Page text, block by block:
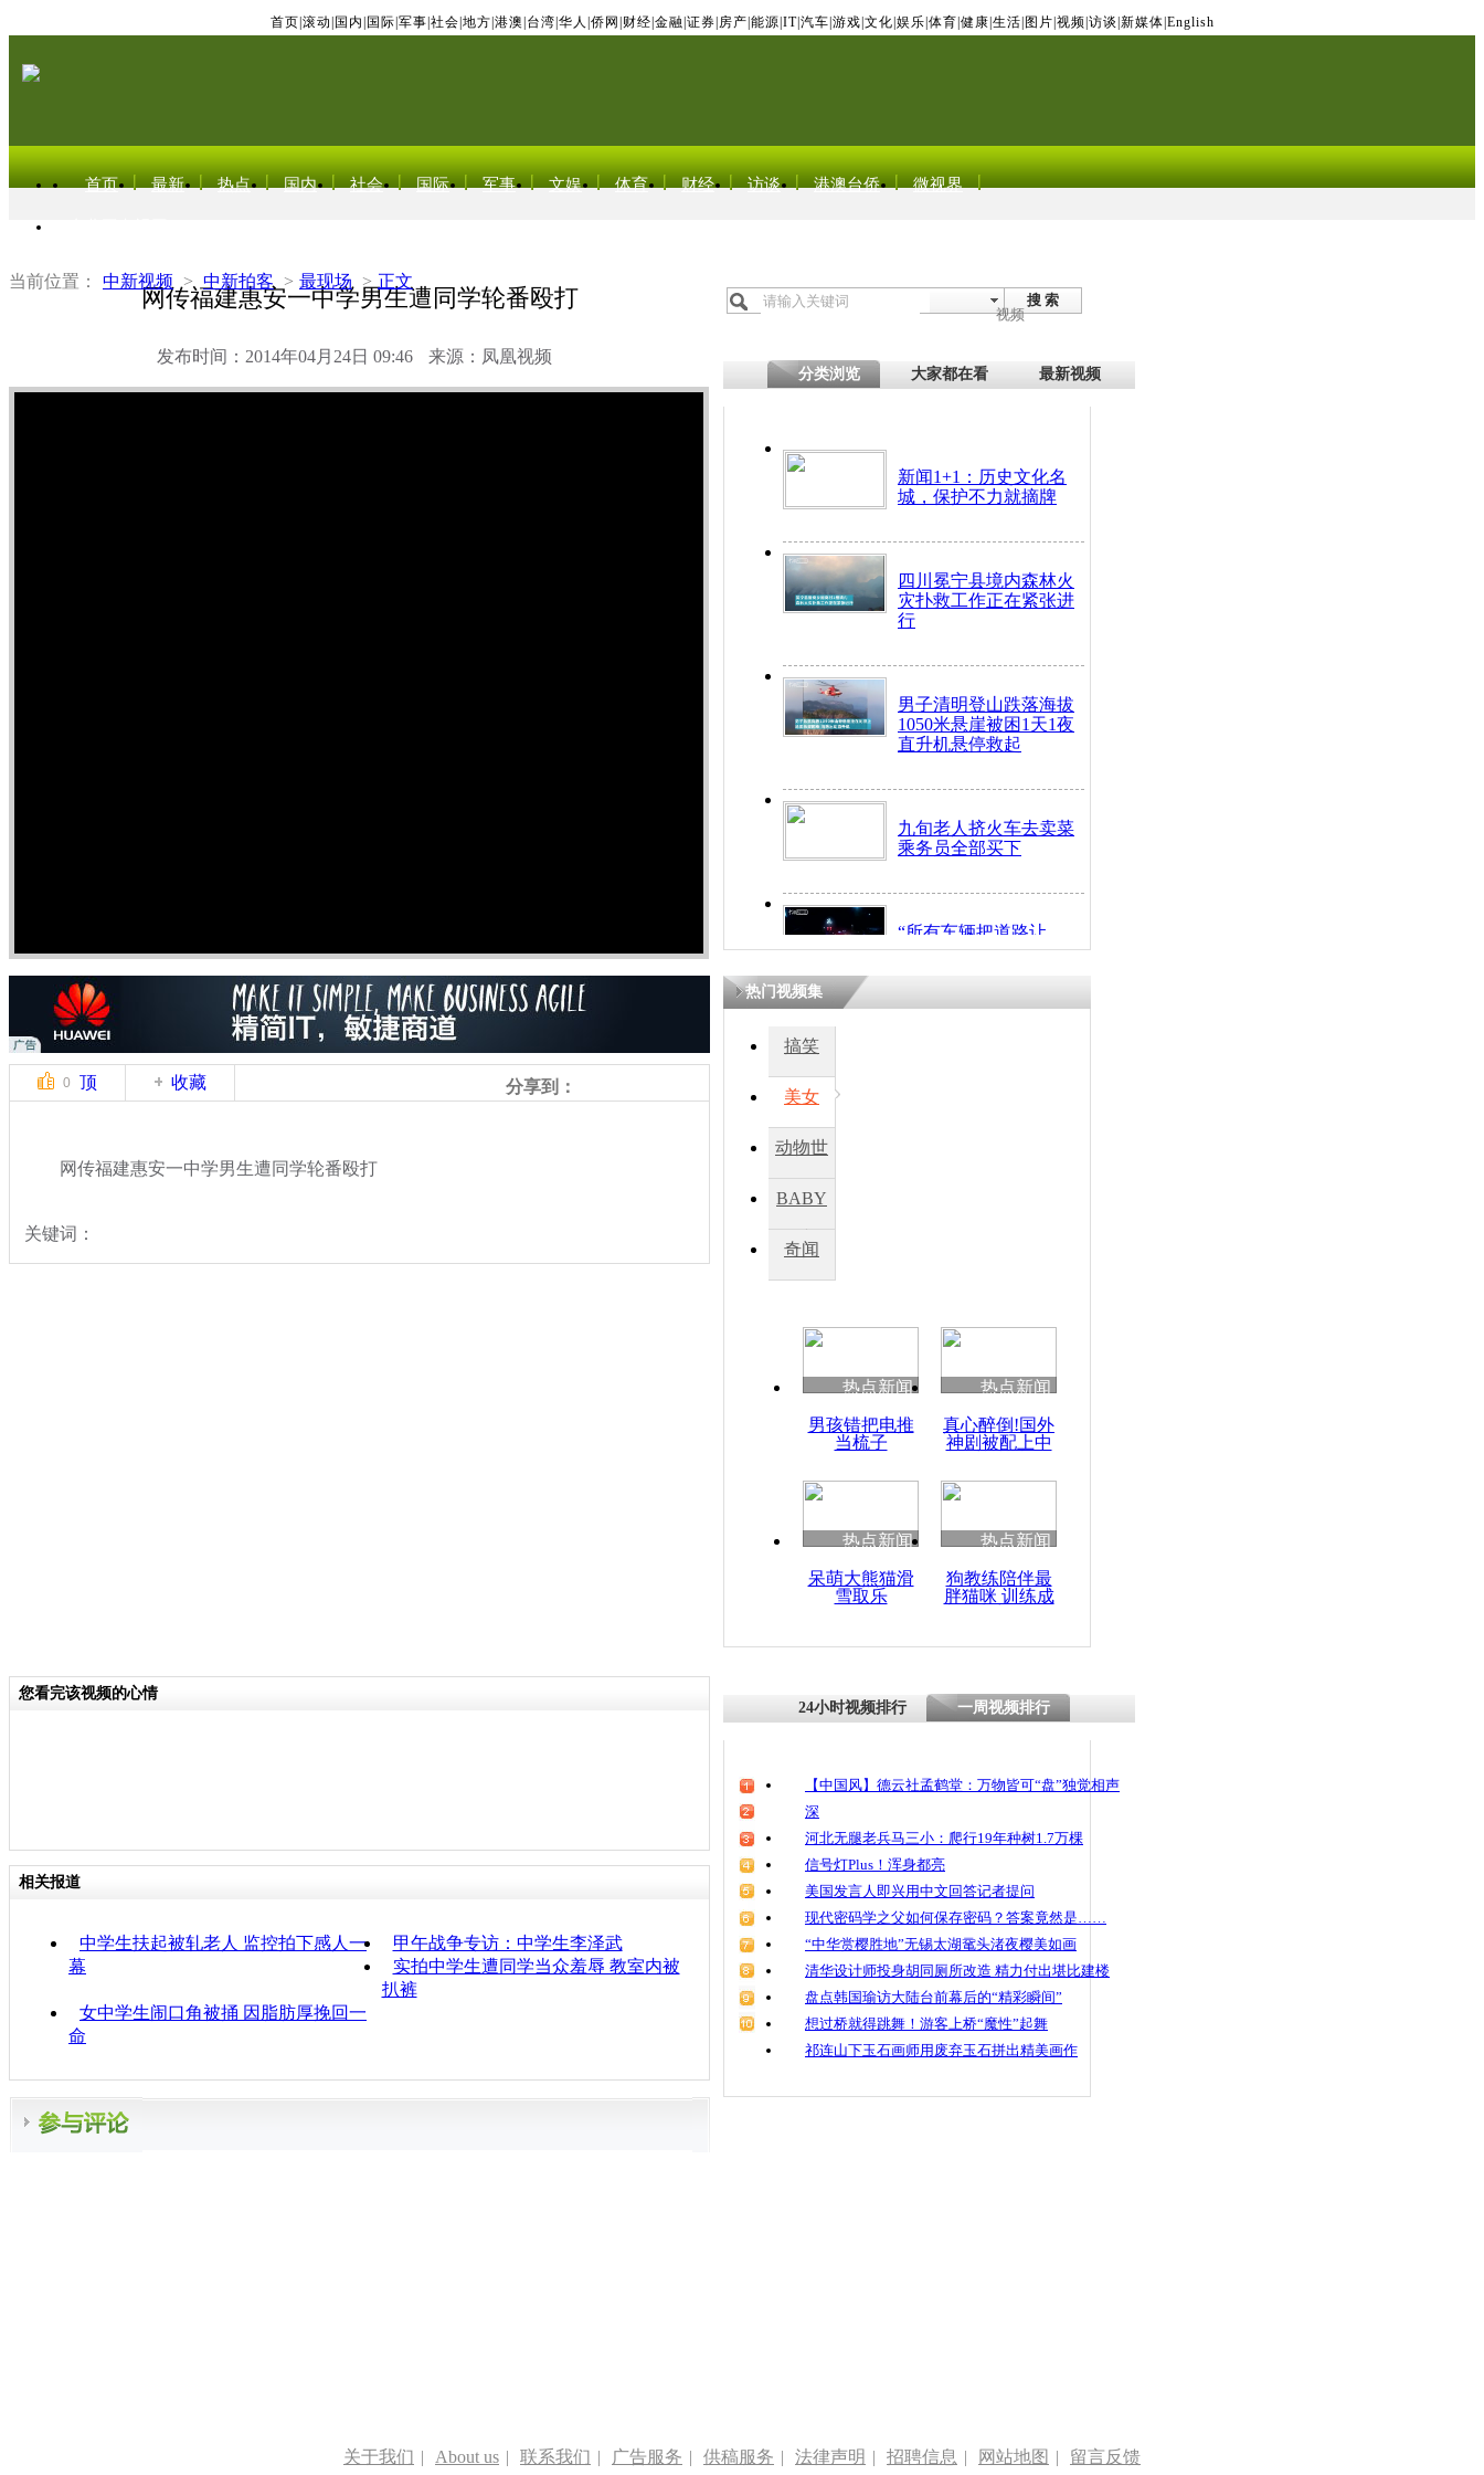
首页 滚动 国内 国际 军事 社会 地方 港澳 台湾 华人 侨网 财经 金融 证券 房产 能源 IT| 汽车 游戏 文化 娱乐 体育 健康 生活 图片 视频 访谈 新媒体 English
首页 最新 热点 国内 社会 国际 军事 文娱 体育 财经 访谈 港澳台侨 微视界
当前位置： 中新视频 > 中新拍客 > 最现场 > 正文
网传福建惠安一中学男生遭同学轮番殴打
发布时间：2014年04月24日 09:46 来源：凤凰视频
搜 索
视频
分类浏览 大家都在看 最新视频
新闻1+1：历史文化名
城，保护不力就摘牌
四川冕宁县境内森林火
灾扑救工作正在紧张进
行
男子清明登山跌落海拔
1050米悬崖被困1天1夜
直升机悬停救起
九旬老人挤火车去卖菜
乘务员全部买下
“所有车辆把道路让
开！”儿童突发疾病交
因
度苗族花山节
魂
0 顶 收藏 分享到：
网传福建惠安一中学男生遭同学轮番殴打
关键词：
热门视频集
搞笑
美女
动物世
BABY
秀
奇闻
热点新闻
男孩错把电推
当梳子
热点新闻
真心醉倒!国外
神剧被配上中
热点新闻
呆萌大熊猫滑
雪取乐
热点新闻
狗教练陪伴最
胖猫咪 训练成
您看完该视频的心情
相关报道
中学生扶起被轧老人 监控拍下感人一
幕
甲午战争专访：中学生李泽武
实拍中学生遭同学当众羞辱 教室内被
扒裤
女中学生闹口角被捅 因脂肪厚挽回一
命
24小时视频排行 一周视频排行
【中国风】德云社孟鹤堂：万物皆可“盘”独觉相声
深
河北无腿老兵马三小：爬行19年种树1.7万棵
信号灯Plus！浑身都亮
美国发言人即兴用中文回答记者提问
现代密码学之父如何保存密码？答案竟然是……
“中华赏樱胜地”无锡太湖鼋头渚夜樱美如画
清华设计师投身胡同厕所改造 精力付出堪比建楼
盘点韩国瑜访大陆台前幕后的“精彩瞬间”
想过桥就得跳舞！游客上桥“魔性”起舞
祁连山下玉石画师用废弃玉石拼出精美画作
关于我们 | About us | 联系我们 | 广告服务 | 供稿服务 | 法律声明 | 招聘信息 | 网站地图 | 留言反馈